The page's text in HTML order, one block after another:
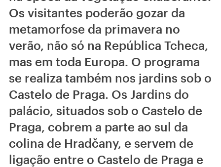
Os visitantes poderão gozar da
metamorfose da primavera no
verão, não só na República Tcheca,
mas em toda Europa. O programa
se realiza também nos jardins sob o
Castelo de Praga. Os Jardins do
palácio, situados sob o Castelo de
Praga, cobrem a parte ao sul da
colina de Hradčany, e servem de
ligação entre o Castelo de Praga e